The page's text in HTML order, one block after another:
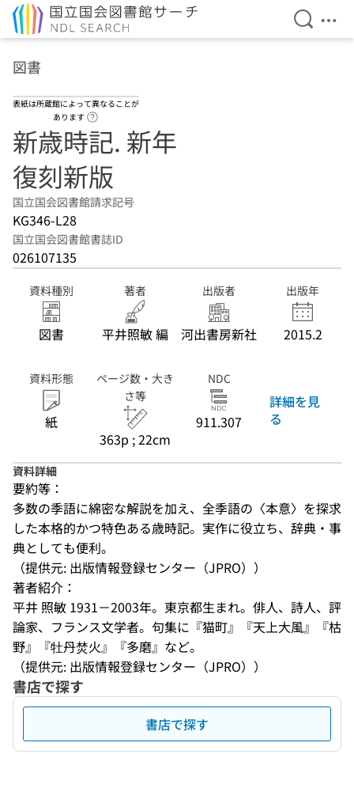
検索を
メ
図書
表紙は所蔵館によって異なることが
あります
新歳時記. 新年
復刻新版
国立国会図書館請求記号
KG346-L28
国立国会図書館書誌ID
026107135
資料種別
図書
著者
平井照敏 編
出版者
河出書房新社
出版年
2015.2
資料形態
紙
ページ数・大き
さ等
363p ; 22cm
NDC
911.307
詳細を見
る
資料詳細
要約等：
多数の季語に綿密な解説を加え、全季語の〈本意〉を探求
した本格的かつ特色ある歳時記。実作に役立ち、辞典・事
典としても便利。
（提供元: 出版情報登録センター（JPRO））
著者紹介：
平井 照敏 1931－2003年。東京都生まれ。俳人、詩人、評
論家、フランス文学者。句集に『猫町』『天上大風』『枯
野』『牡丹焚火』『多磨』など。
（提供元: 出版情報登録センター（JPRO））
書店で探す
書店で探す